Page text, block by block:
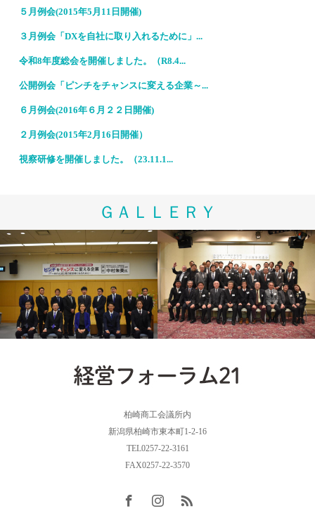
５月例会(2015年5月11日開催)
３月例会「DXを自社に取り入れるために」...
令和8年度総会を開催しました。（R8.4...
公開例会「ピンチをチャンスに変える企業～...
６月例会(2016年６月２２日開催)
２月例会(2015年2月16日開催）
視察研修を開催しました。（23.11.1...
ＧＡＬＬＥＲＹ
柏崎商工会議所内
新潟県柏崎市東本町1-2-16
TEL0257-22-3161
FAX0257-22-3570